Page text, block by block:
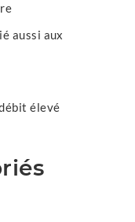
aussi aux
élevé